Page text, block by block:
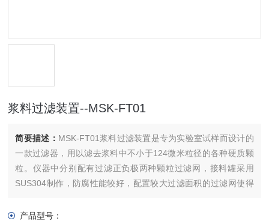
浆料过滤装置--MSK-FT01
简要描述： MSK-FT01浆料过滤装置是专为实验室试样而设计的
一款过滤器，用以滤去浆料中不小于124微米粒径的各种硬质颗
粒。仪器中分别配有过滤正负极两种颗粒过滤网，接料罐采用
SUS304制作，防腐性能较好，配置较大过滤面积的过滤网使得
产品型号：